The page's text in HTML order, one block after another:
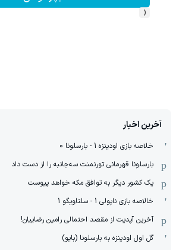
‹
آخرین اخبار
خلاصه بازی اودینزه 1 - بارسلونا 0
بارسلونا قهرمانی تورنمنت سه‌جانبه را از دست داد
یک کشور دیگر به توافق مکه خواهد پیوست
خالاصه بازی ناپولی 1 - سلتاویگو 1
آخرین آپدیت از مقصد احتمالی رامین رضاییان!
گل اول اودینزه به بارسلونا (بایو)